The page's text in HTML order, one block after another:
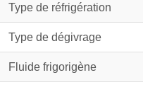
Type de réfrigération
Type de dégivrage
Fluide frigorigène